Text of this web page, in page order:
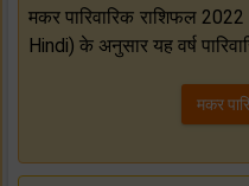
मकर पारिवारिक राशिफल
Hindi) के अनुसार यह वर्ष
मकर